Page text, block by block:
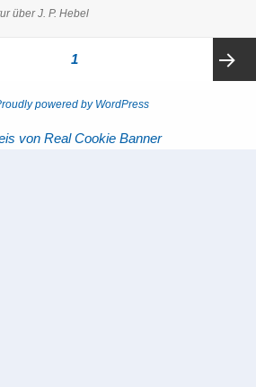
über J. P. Hebel
PAGE1
powered by WordPress
von Real Cookie Banner